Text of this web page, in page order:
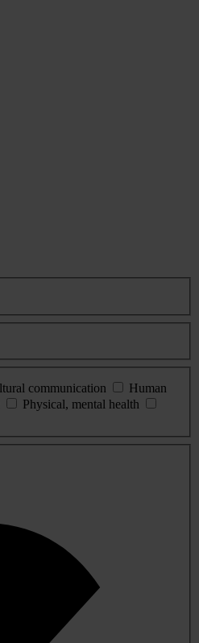
communication
Human
Physical, mental health